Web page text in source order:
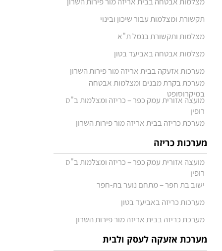
תקשורת ומצלמות עבור שיכון ובינוי
מצלמות ותקשורת בנמל ת"א
מצלמות אבטחה באביעד בטון
מערכות אזעקה בבית אריזה מור פירות השרון
מערכת בקרת מבנים ומצלמות אבטחה
במיקרוסופט
מועצה אזורית עמק כפר – כריזה ומצלמות ב"ס
רופין
מערכת כריזה בבית אריזה מור פירות השרון
מערכות כריזה
מועצה אזורית עמק כפר – כריזה ומצלמות ב"ס
רופין
ישוב בת חפר – מתחם נוער בת-חפר
מערכות כריזה באביעד בטון
מערכת כריזה בבית אריזה מור פירות השרון
מערכת אזעקה לעסק ולבית